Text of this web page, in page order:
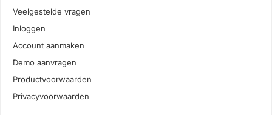
Veelgestelde vragen
Inloggen
Account aanmaken
Demo aanvragen
Productvoorwaarden
Privacyvoorwaarden